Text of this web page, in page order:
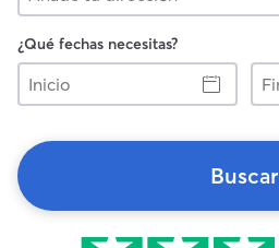
¿Qué fechas necesitas?
Inicio
Fin
Buscar